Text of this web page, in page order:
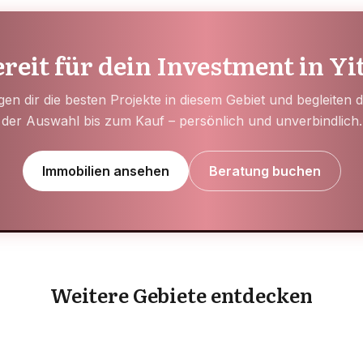
für dein Investment in
dir die besten Projekte in diesem Gebiet und begleiten
der Auswahl bis zum Kauf – persönlich und unverbindlich.
Immobilien ansehen Beratung buchen
Weitere Gebiete entdecken
GEBIET ENTDECKEN
Bu Kadra